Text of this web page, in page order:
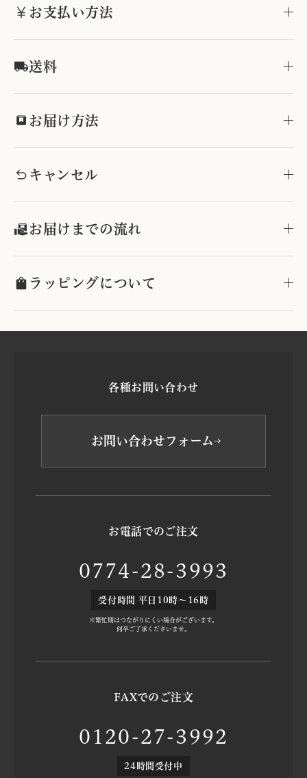
お支払い方法
送料
お届け方法
キャンセル
お届けまでの流れ
ラッピングについて
各種お問い合わせ
お問い合わせフォーム
お電話でのご注文
0774-28-3993
受付時間 平日10時～16時
※繁忙期はつながりにくい場合がございます。
何卒ご了承くださいませ。
FAXでのご注文
0120-27-3992
24時間受付中